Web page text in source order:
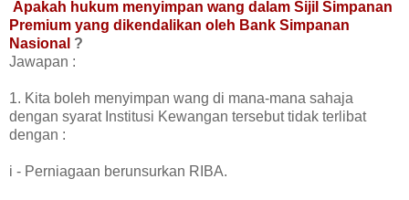
Apakah hukum menyimpan wang dalam Sijil Simpanan
Premium yang dikendalikan oleh Bank Simpanan
Nasional ?
Jawapan :
1. Kita boleh menyimpan wang di mana-mana sahaja
dengan syarat Institusi Kewangan tersebut tidak terlibat
dengan :
i - Perniagaan berunsurkan RIBA.